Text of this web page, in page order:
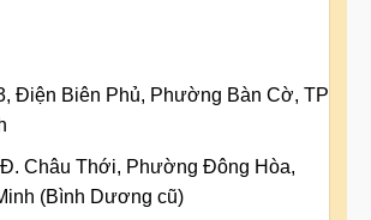
Điện Biên Phủ, Phường Bàn Cờ, TP
Đ. Châu Thới, Phường Đông Hòa,
(Bình Dương cũ)